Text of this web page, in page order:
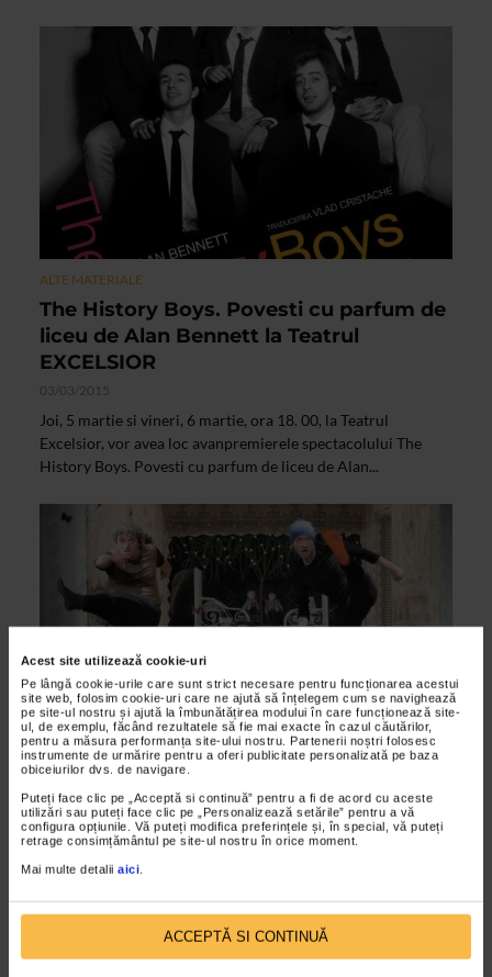
Acest site utilizează cookie-uri
Pe lângă cookie-urile care sunt strict necesare pentru funcționarea acestui
site web, folosim cookie-uri care ne ajută să înțelegem cum se navighează
pe site-ul nostru și ajută la îmbunătățirea modului în care funcționează site-
ul, de exemplu, făcând rezultatele să fie mai exacte în cazul căutărilor,
pentru a măsura performanța site-ului nostru. Partenerii noștri folosesc
instrumente de urmărire pentru a oferi publicitate personalizată pe baza
obiceiurilor dvs. de navigare.
Puteți face clic pe „Acceptă si continuă” pentru a fi de acord cu aceste
utilizări sau puteți face clic pe „Personalizează setările” pentru a vă
configura opțiunile. Vă puteți modifica preferințele și, în special, vă puteți
retrage consimțământul pe site-ul nostru în orice moment.
Mai multe detalii aici
ACCEPTĂ SI CONTINUĂ
ALTE MATERIALE
The History Boys. Povesti cu parfum de
liceu de Alan Bennett la Teatrul
EXCELSIOR
03/03/2015
Joi, 5 martie si vineri, 6 martie, ora 18. 00, la Teatrul
Excelsior, vor avea loc avanpremierele spectacolului The
History Boys. Povesti cu parfum de liceu de Alan...
ALTE MATERIALE
Seri de teatru la Excelsior
25/11/2014
Teatrul Excelsior demareaza in aceasta saptamana
programul Seri de teatru la Excelsior, un program dedicat
VIDEO